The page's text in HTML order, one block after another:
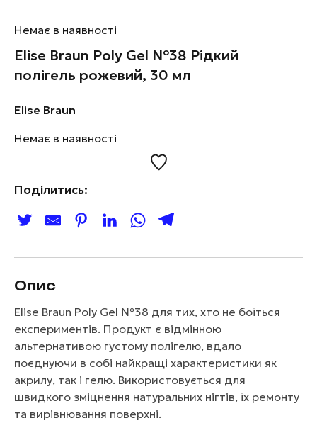
Немає в наявності
Elise Braun Poly Gel №38 Рідкий
полігель рожевий, 30 мл
Elise Braun
Немає в наявності
Поділитись:
Опис
Elise Braun Poly Gel №38 для тих, хто не боїться
експериментів. Продукт є відмінною
альтернативою густому полігелю, вдало
поєднуючи в собі найкращі характеристики як
акрилу, так і гелю. Використовується для
швидкого зміцнення натуральних нігтів, їх ремонту
та вирівнювання поверхні.